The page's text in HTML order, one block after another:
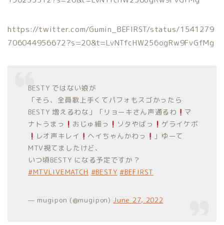
https://twitter.com/Gumin_BEFIRST/status/1541279
706044956672?s=20&t=LvNTfcHW256ogRw9FvGfMg
BESTY ではない娘が
「そら、全員歌上手くてパフォもスゴかったら
BESTY 増えるわな」「リョーキさん声通るわ
マ
ナトうまっ
おじゅ細っ ソタやばっ
ゲライケボ
レオ声キレイ
ヘイちゃんかわっ
」ゆーて
MTV視てましたけど、
いつ頃BESTY になる予定ですか？
#MTVLIVEMATCH #BESTY #BEFIRST
— mugipon (@mugipon)June 27, 2022